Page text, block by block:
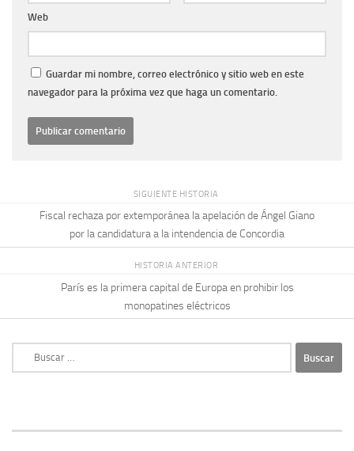
Web
Guardar mi nombre, correo electrónico y sitio web en este
navegador para la próxima vez que haga un comentario.
SIGUIENTE HISTORIA
Fiscal rechaza por extemporánea la apelación de Ángel Giano
por la candidatura a la intendencia de Concordia
HISTORIA ANTERIOR
París es la primera capital de Europa en prohibir los
monopatines eléctricos